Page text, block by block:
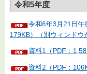
令和5年度
令和6年3月21日午
179KB）（別ウィンドウ
資料1（PDF：
資料2（PDF：